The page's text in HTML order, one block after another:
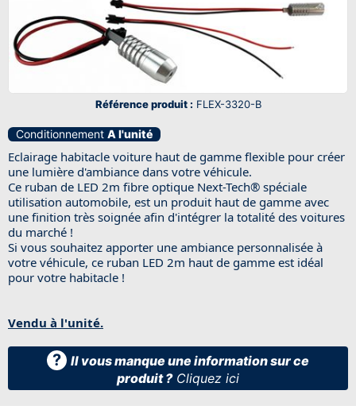
Référence produit : FLEX-3320-B
Conditionnement A l'unité
Eclairage habitacle voiture haut de gamme flexible pour créer
une lumière d'ambiance dans votre véhicule.
Ce ruban de LED 2m fibre optique Next-Tech® spéciale
utilisation automobile, est un produit haut de gamme avec
une finition très soignée afin d'intégrer la totalité des voitures
du marché !
Si vous souhaitez apporter une ambiance personnalisée à
votre véhicule, ce ruban LED 2m haut de gamme est idéal
pour votre habitacle !
Vendu à l'unité.
? Il vous manque une information sur ce
produit ? Cliquez ici